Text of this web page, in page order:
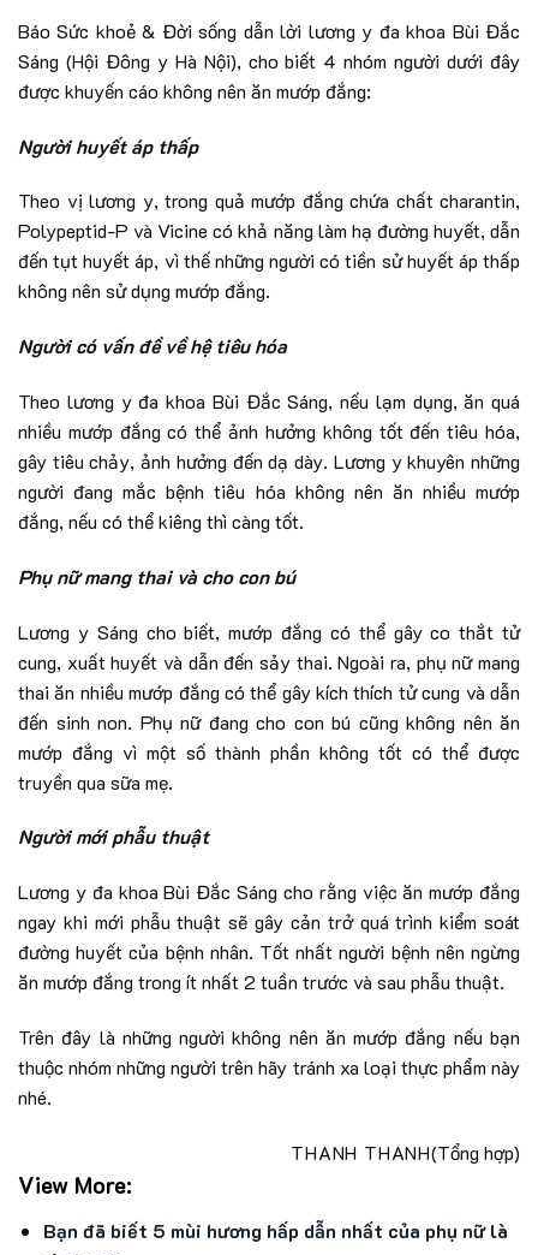
Báo Sức khoẻ & Đời sống dẫn lời lương y đa khoa Bùi Đắc
Sáng (Hội Đông y Hà Nội), cho biết 4 nhóm người dưới đây
được khuyến cáo không nên ăn mướp đắng:
Người huyết áp thấp
Theo vị lương y, trong quả mướp đắng chứa chất charantin,
Polypeptid-P và Vicine có khả năng làm hạ đường huyết, dẫn
đến tụt huyết áp, vì thế những người có tiền sử huyết áp thấp
không nên sử dụng mướp đắng.
Người có vấn đề về hệ tiêu hóa
Theo lương y đa khoa Bùi Đắc Sáng, nếu lạm dụng, ăn quá
nhiều mướp đắng có thể ảnh hưởng không tốt đến tiêu hóa,
gây tiêu chảy, ảnh hưởng đến dạ dày. Lương y khuyên những
người đang mắc bệnh tiêu hóa không nên ăn nhiều mướp
đắng, nếu có thể kiêng thì càng tốt.
Phụ nữ mang thai và cho con bú
Lương y Sáng cho biết, mướp đắng có thể gây co thắt tử
cung, xuất huyết và dẫn đến sảy thai. Ngoài ra, phụ nữ mang
thai ăn nhiều mướp đắng có thể gây kích thích tử cung và dẫn
đến sinh non. Phụ nữ đang cho con bú cũng không nên ăn
mướp đắng vì một số thành phần không tốt có thể được
truyền qua sữa mẹ.
Người mới phẫu thuật
Lương y đa khoa Bùi Đắc Sáng cho rằng việc ăn mướp đắng
ngay khi mới phẫu thuật sẽ gây cản trở quá trình kiểm soát
đường huyết của bệnh nhân. Tốt nhất người bệnh nên ngừng
ăn mướp đắng trong ít nhất 2 tuần trước và sau phẫu thuật.
Trên đây là những người không nên ăn mướp đắng nếu bạn
thuộc nhóm những người trên hãy tránh xa loại thực phẩm này
nhé.
THANH THANH(Tổng hợp)
View More:
Bạn đã biết 5 mùi hương hấp dẫn nhất của phụ nữ là